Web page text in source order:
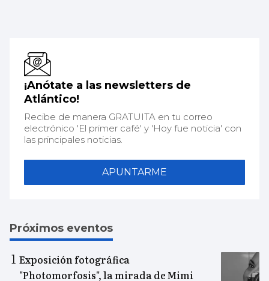
¡Anótate a las newsletters de
Atlántico!
Recibe de manera GRATUITA en tu correo
electrónico 'El primer café' y 'Hoy fue noticia' con
las principales noticias.
APUNTARME
Próximos eventos
Exposición fotográfica
"Photomorfosis", la mirada de Mimi